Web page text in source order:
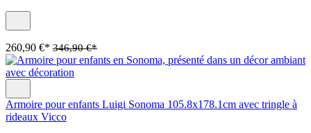
260,90 €* 346,90 €*
Armoire pour enfants Luigi Sonoma 105.8x178.1cm avec tringle à
rideaux Vicco